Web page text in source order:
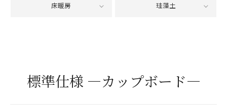
床暖房 珪藻土
標準仕様 ―カップボード―